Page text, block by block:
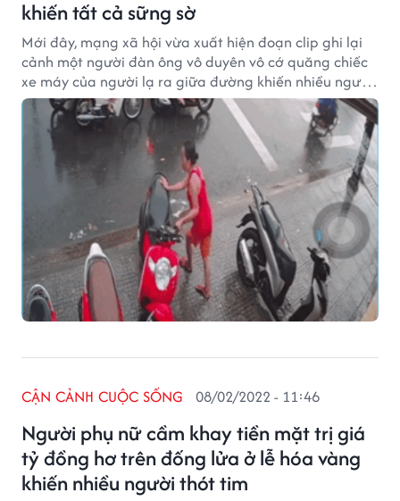
khiến tất cả sững sờ
Mới đây, mạng xã hội vừa xuất hiện đoạn clip ghi lại
cảnh một người đàn ông vô duyên vô cớ quăng chiếc
xe máy của người lạ ra giữa đường khiến nhiều người
vô cùng khó hiểu.
Người phụ nữ cầm khay tiền mặt trị giá
tỷ đồng hơ trên đống lửa ở lễ hóa vàng
khiến nhiều người thót tim
CẬN CẢNH CUỘC SỐNG 08/02/2022 - 11:46